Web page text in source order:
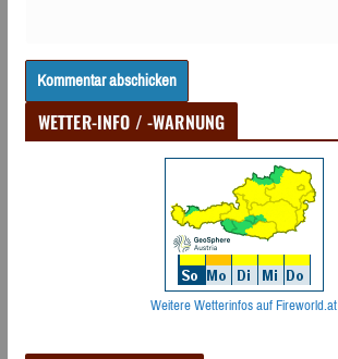
WETTER-INFO / -WARNUNG
Weitere Wetterinfos auf Fireworld.at